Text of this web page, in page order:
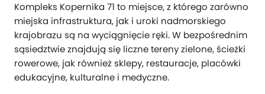
Kompleks Kopernika 71 to miejsce, z którego zarówno
miejska infrastruktura, jak i uroki nadmorskiego
krajobrazu są na wyciągnięcie ręki. W bezpośrednim
sąsiedztwie znajdują się liczne tereny zielone, ścieżki
rowerowe, jak również sklepy, restauracje, placówki
edukacyjne, kulturalne i medyczne.